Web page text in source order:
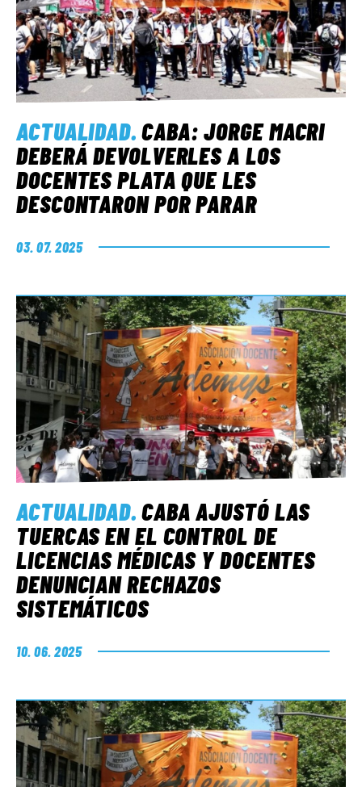
ACTUALIDAD.CABA: JORGE MACRI
DEBERÁ DEVOLVERLES A LOS
DOCENTES PLATA QUE LES
DESCONTARON POR PARAR
03. 07. 2025
ACTUALIDAD.CABA AJUSTÓ LAS
TUERCAS EN EL CONTROL DE
LICENCIAS MÉDICAS Y DOCENTES
DENUNCIAN RECHAZOS
SISTEMÁTICOS
10. 06. 2025